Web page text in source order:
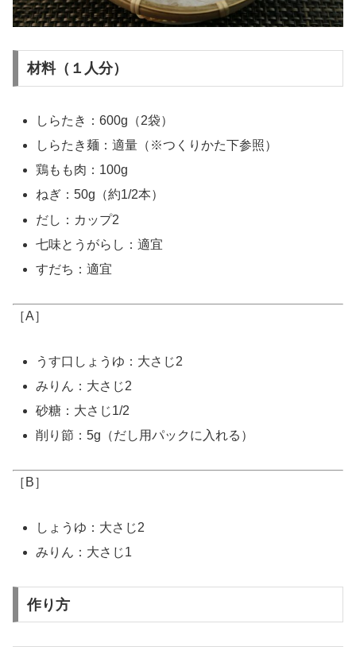
材料（１人分）
しらたき：600g（2袋）
しらたき麺：適量（※つくりかた下参照）
鶏もも肉：100g
ねぎ：50g（約1/2本）
だし：カップ2
七味とうがらし：適宜
すだち：適宜
［A］
うす口しょうゆ：大さじ2
みりん：大さじ2
砂糖：大さじ1/2
削り節：5g（だし用パックに入れる）
［B］
しょうゆ：大さじ2
みりん：大さじ1
作り方